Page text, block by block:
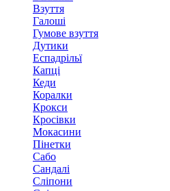
Взуття
Галоші
Гумове взуття
Дутики
Еспадрільї
Капці
Кеди
Коралки
Крокси
Кросівки
Мокасини
Пінетки
Сабо
Сандалі
Сліпони